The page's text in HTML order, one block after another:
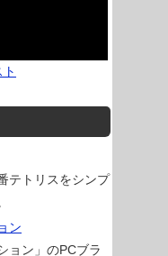
テトリスをシンプ
ン
ョン」のPCブラ